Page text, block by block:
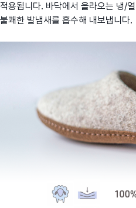
적용됩니다. 바닥에서 올라오는 냉/
불쾌한 발냄새를 흡수해 내보냅니다.